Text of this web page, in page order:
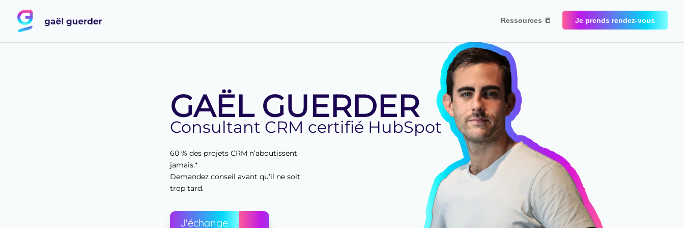
Ressources 📒 Je prends rendez-vous
GAËL GUERDER
Consultant CRM certifié HubSpot
60 % des projets CRM n’aboutissent
jamais.*
Demandez conseil avant qu’il ne soit
trop tard.
J'échange